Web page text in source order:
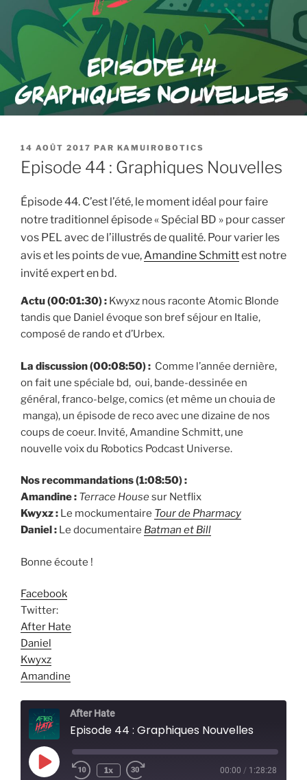
PUBLIÉ
LE
14 AOÛT 2017 PAR KAMUIROBOTICS
Episode 44 : Graphiques Nouvelles
Épisode 44. C’est l’été, le moment idéal pour faire
notre traditionnel épisode « Spécial BD » pour casser
vos PEL avec de l’illustrés de qualité. Pour varier les
avis et les points de vue,Amandine Schmittest notre
invité expert en bd.
Actu (00:01:30) : Kwyxz nous raconte Atomic Blonde
tandis que Daniel évoque son bref séjour en Italie,
composé de rando et d’Urbex.
La discussion (00:08:50) : Comme l’année dernière,
on fait une spéciale bd, oui, bande-dessinée en
général, franco-belge, comics (et même un chouia de
manga), un épisode de reco avec une dizaine de nos
coups de coeur. Invité, Amandine Schmitt, une
nouvelle voix du Robotics Podcast Universe.
Nos recommandations (1:08:50) :
Amandine : Terrace Housesur Netflix
Kwyxz : Le mockumentaire Tour de Pharmacy
Daniel : Le documentaire Batman et Bill
Bonne écoute !
Facebook
Twitter:
After Hate
Daniel
Kwyxz
Amandine
After Hate
Episode 44 : Graphiques Nouvelles
Play
Episode
1x 00:00 / 1:28:28